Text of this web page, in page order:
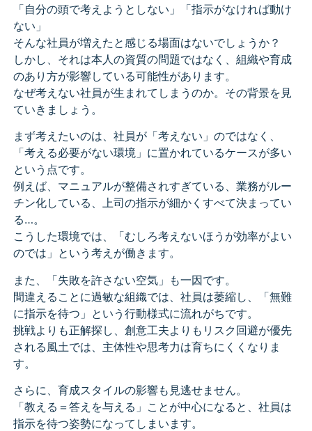
「自分の頭で考えようとしない」「指示がなければ動け
ない」
そんな社員が増えたと感じる場面はないでしょうか？
しかし、それは本人の資質の問題ではなく、組織や育成
のあり方が影響している可能性があります。
なぜ考えない社員が生まれてしまうのか。その背景を見
ていきましょう。
まず考えたいのは、社員が「考えない」のではなく、
「考える必要がない環境」に置かれているケースが多い
という点です。
例えば、マニュアルが整備されすぎている、業務がルー
チン化している、上司の指示が細かくすべて決まってい
る…。
こうした環境では、「むしろ考えないほうが効率がよい
のでは」という考えが働きます。
また、「失敗を許さない空気」も一因です。
間違えることに過敏な組織では、社員は萎縮し、「無難
に指示を待つ」という行動様式に流れがちです。
挑戦よりも正解探し、創意工夫よりもリスク回避が優先
される風土では、主体性や思考力は育ちにくくなりま
す。
さらに、育成スタイルの影響も見逃せません。
「教える＝答えを与える」ことが中心になると、社員は
指示を待つ姿勢になってしまいます。